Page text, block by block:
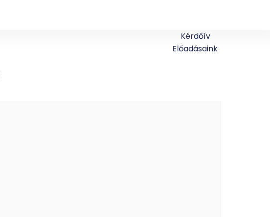
Kérdőív
Előadásaink